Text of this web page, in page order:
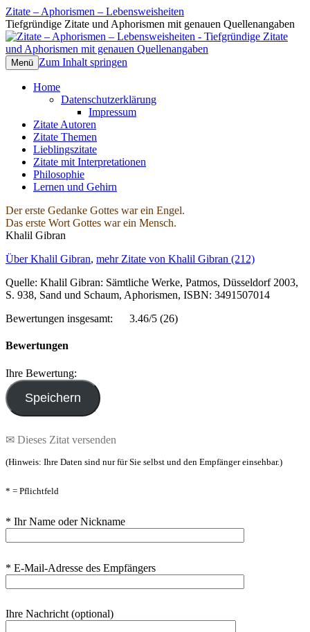
Zitate – Aphorismen – Lebensweisheiten
Tiefgründige Zitate und Aphorismen mit genauen Quellenangaben
Menü Zum Inhalt springen
Home
Datenschutzerklärung
Impressum
Zitate Autoren
Zitate Themen
Lieblingszitate
Zitate mit Interpretationen
Philosophie
Lernen und Gehirn
Der erste Gedanke Gottes war ein Engel.
Das erste Wort Gottes war ein Mensch.
Khalil Gibran
Über Khalil Gibran, mehr Zitate von Khalil Gibran (212)
Quelle: Khalil Gibran: Sämtliche Werke, Patmos, Düsseldorf 2003,
S. 938, Sand und Schaum, Aphorismen, ISBN: 3491507014
Bewertungen insgesamt:
3.46/5 (26)
Bewertungen
Ihre Bewertung:
✉ Dieses Zitat versenden
(Hinweis: Ihre Daten sind nur für Sie selbst und den Empfänger einsehbar.)
* = Pflichtfeld
* Ihr Name oder Nickname
* E-Mail-Adresse des Empfängers
Ihre Nachricht (optional)